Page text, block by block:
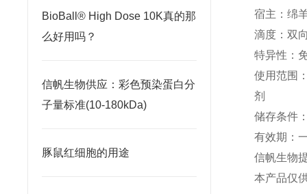
BioBall® High Dose 10K真的那
么好用吗？
信帆生物供应：彩色预染蛋白分
子量标准(10-180kDa)
豚鼠红细胞的用途
宿主：绵
滴度：双
特异性：
使用范围
剂
储存条件
有效期：
信帆生物
本产品仅